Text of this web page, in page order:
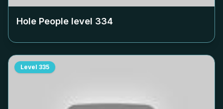
Hole People level 334
Level 335